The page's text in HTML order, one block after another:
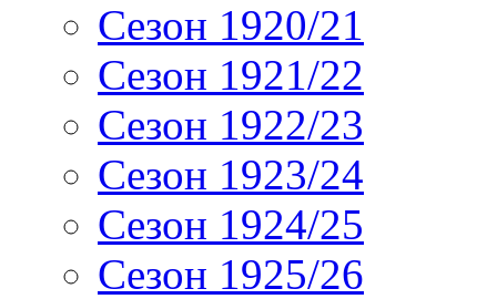
Сезон 1920/21
Сезон 1921/22
Сезон 1922/23
Сезон 1923/24
Сезон 1924/25
Сезон 1925/26